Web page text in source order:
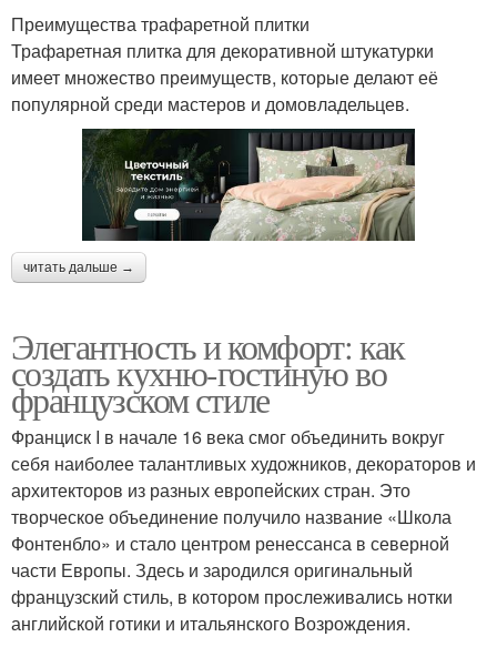
Преимущества трафаретной плитки
Трафаретная плитка для декоративной штукатурки
имеет множество преимуществ, которые делают её
популярной среди мастеров и домовладельцев.
читать дальше →
Элегантность и комфорт: как
создать кухню-гостиную во
французском стиле
Франциск I в начале 16 века смог объединить вокруг
себя наиболее талантливых художников, декораторов и
архитекторов из разных европейских стран. Это
творческое объединение получило название «Школа
Фонтенбло» и стало центром ренессанса в северной
части Европы. Здесь и зародился оригинальный
французский стиль, в котором прослеживались нотки
английской готики и итальянского Возрождения.